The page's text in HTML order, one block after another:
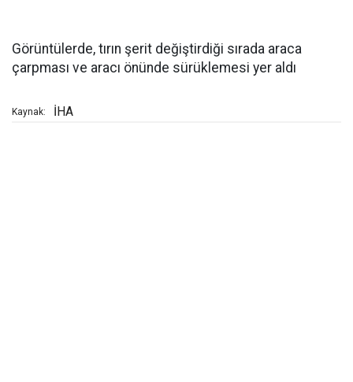
Görüntülerde, tırın şerit değiştirdiği sırada araca
çarpması ve aracı önünde sürüklemesi yer aldı
Kaynak: İHA